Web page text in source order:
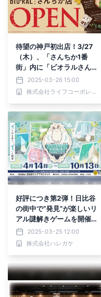
待望の神戸初出店！3/27
（木）、「さんちか1番
街」内に「ビオラルさんち
か店」がついにオープン！
彩り豊かな対面のお惣菜コ
ーナーが近畿圏に初登場♪
2025-03-26 15:00
株式会社ライフコーポレーション
好評につき第2弾！日比谷
の街中で“発見”が楽しいリ
アル謎解きゲームを開催。
観劇やショッピングの合間
に気軽に参加できる街歩き
イベントを4/14(月)から
2025-03-25 12:00
株式会社ハレガケ